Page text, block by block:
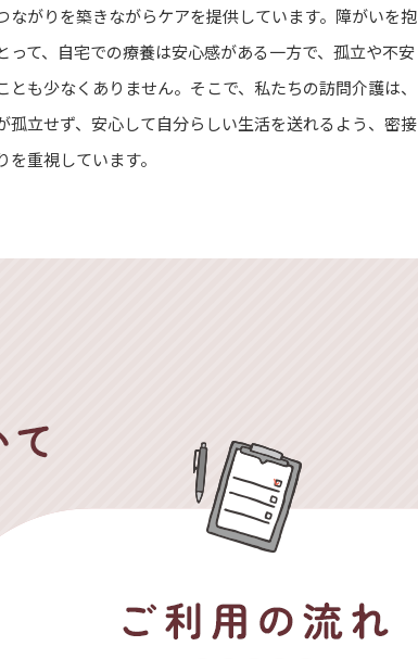
ながりを築きながらケアを提供しています。障がいを抱
って、自宅での療養は安心感がある一方で、孤立や不安
とも少なくありません。そこで、私たちの訪問介護は、
孤立せず、安心して自分らしい生活を送れるよう、密接
を重視しています。